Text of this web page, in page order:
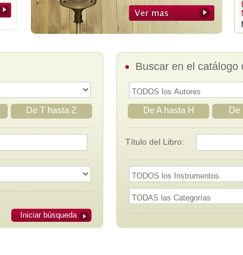
De T hasta Z
Iniciar búsqueda
Buscar en el catálogo
De A hasta H De
Título del Libro: